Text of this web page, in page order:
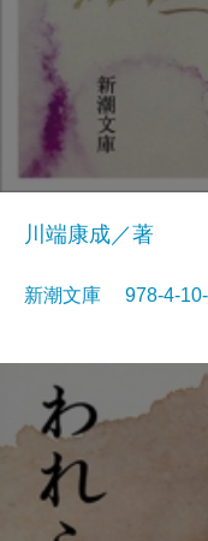
川端康成／著
新潮文庫 978-4-